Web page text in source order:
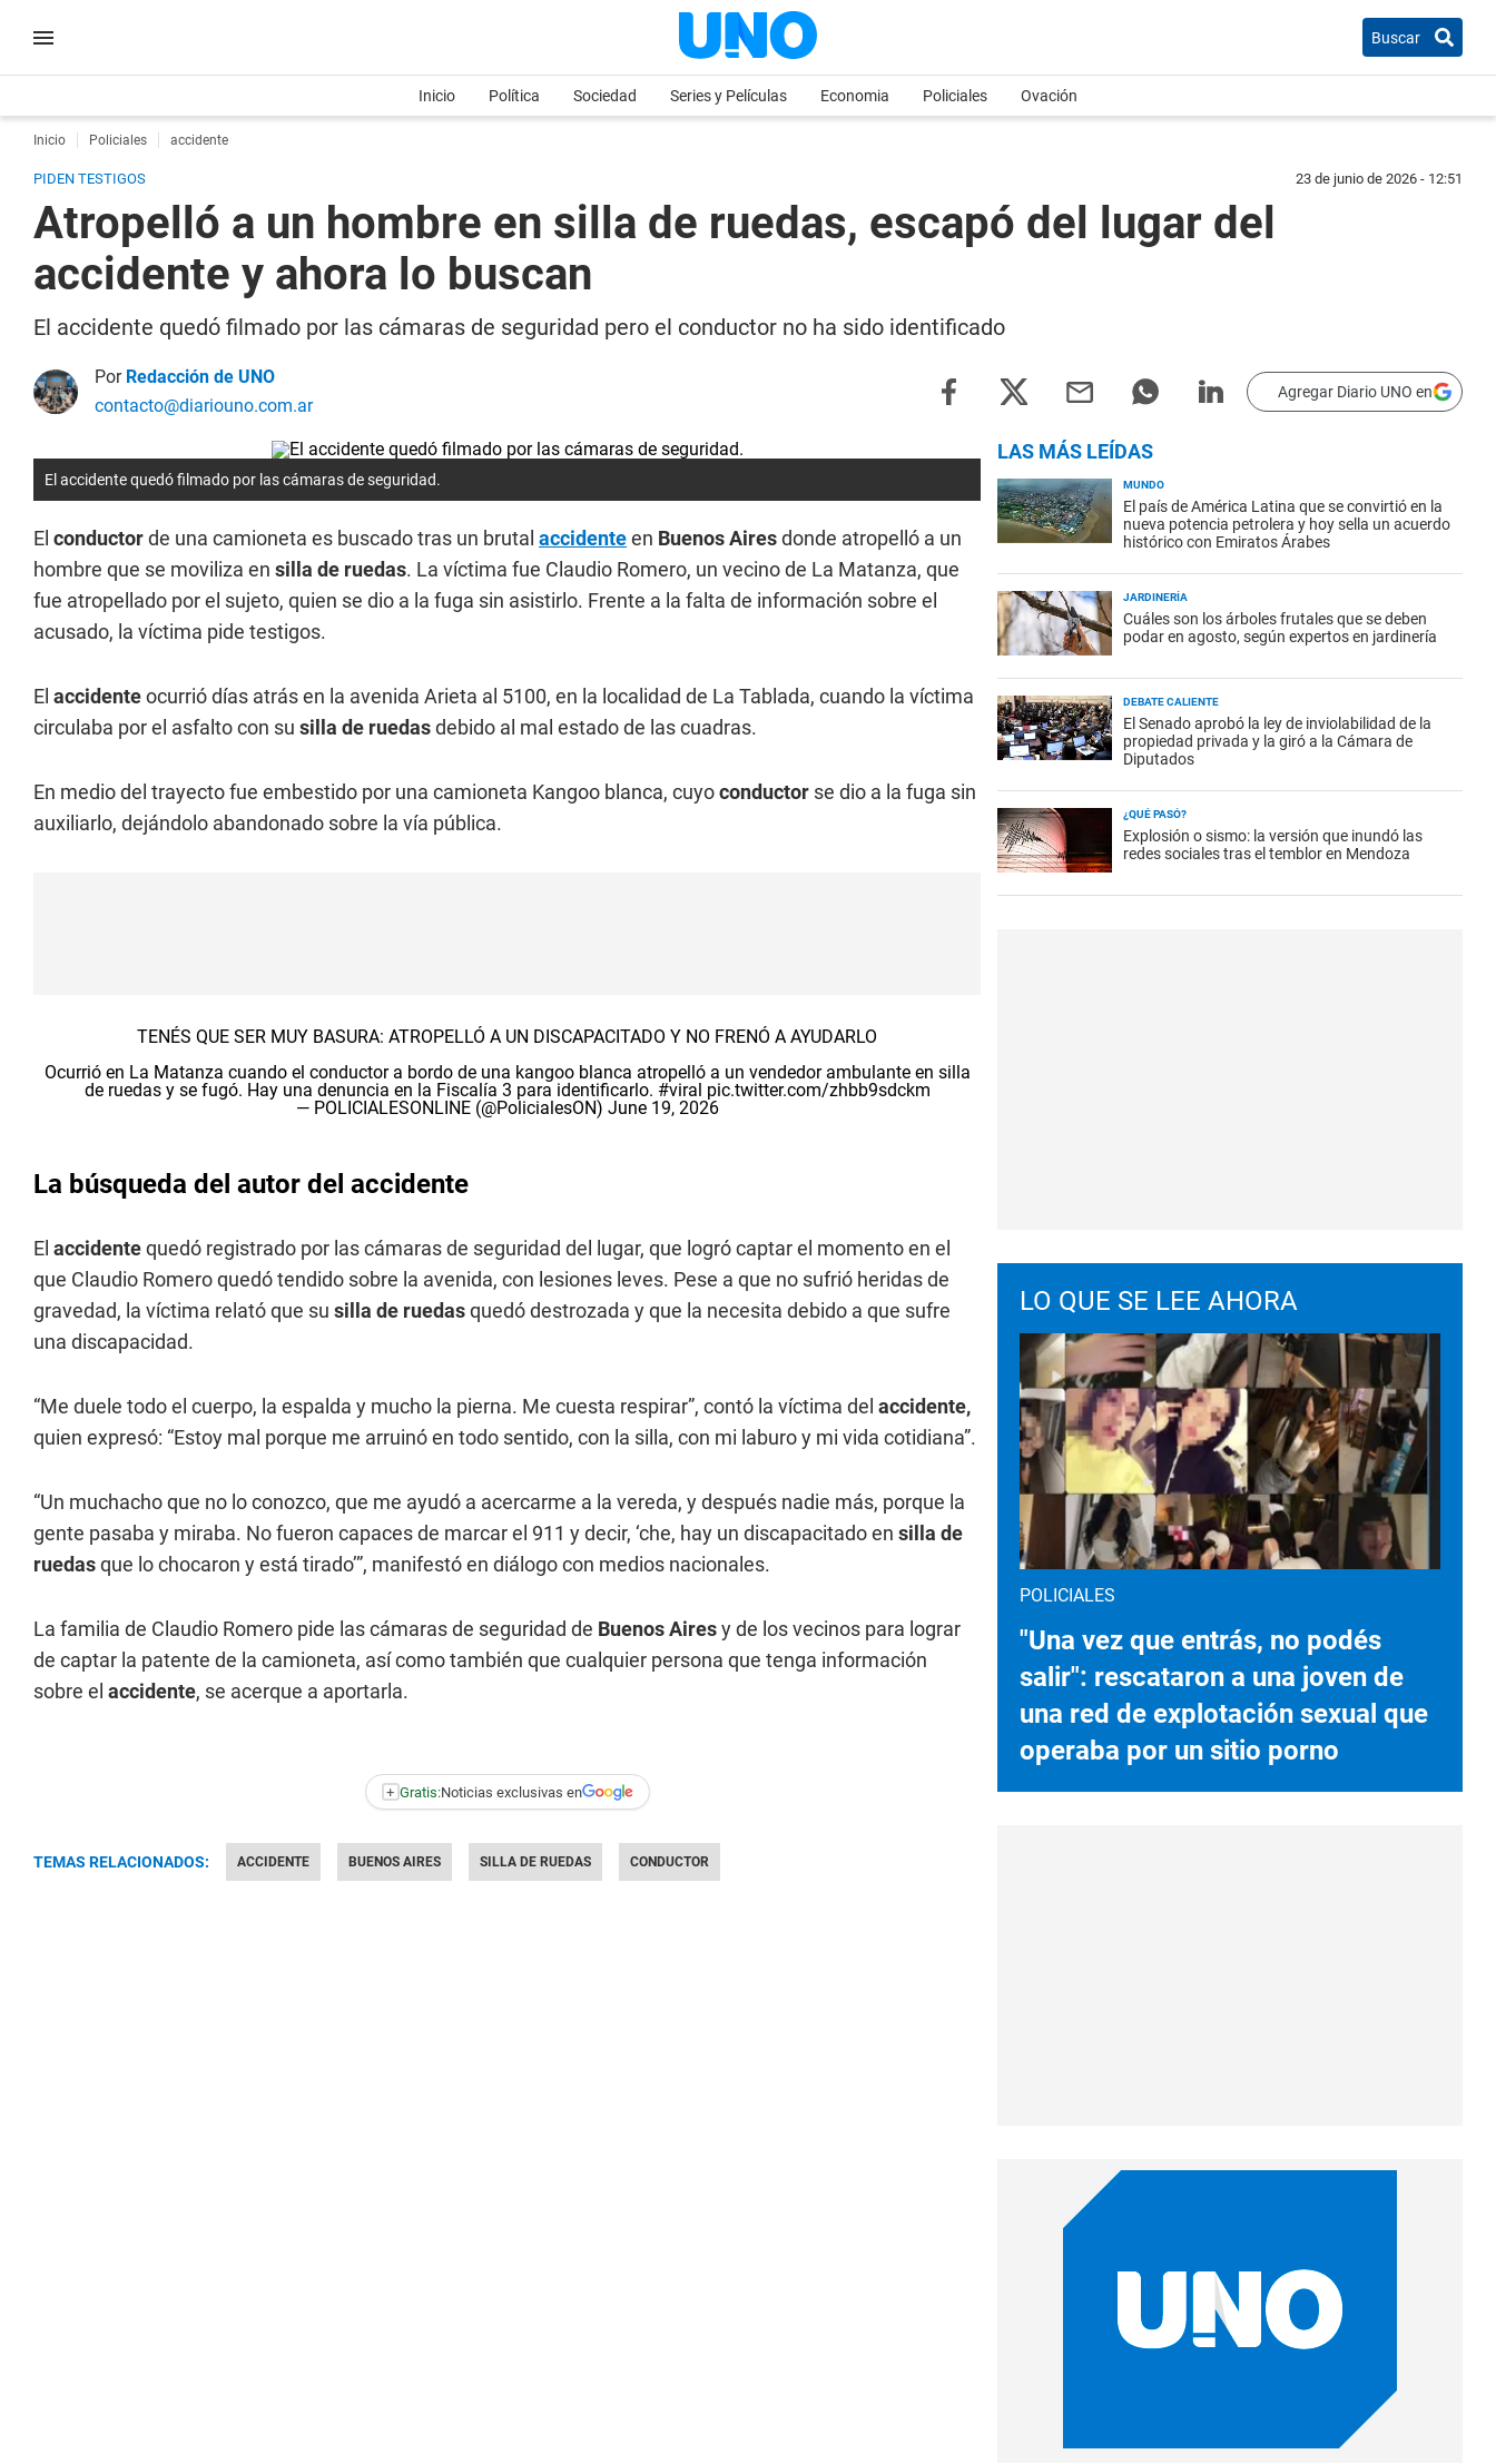
Buscar
Inicio Política Sociedad Series y Películas Economia Policiales Ovación
Inicio Policiales accidente
PIDEN TESTIGOS 23 de junio de 2026 - 12:51
Atropelló a un hombre en silla de ruedas, escapó del lugar del
accidente y ahora lo buscan
El accidente quedó filmado por las cámaras de seguridad pero el conductor no ha sido identificado
Por Redacción de UNO
contacto@diariouno.com.ar
Agregar Diario UNO en
El accidente quedó filmado por las cámaras de seguridad.
El conductorde una camioneta es buscado tras un brutal accidenteen Buenos Airesdonde atropelló a un
hombre que se moviliza en silla de ruedas. La víctima fue Claudio Romero, un vecino de La Matanza, que
fue atropellado por el sujeto, quien se dio a la fuga sin asistirlo. Frente a la falta de información sobre el
acusado, la víctima pide testigos.
El accidenteocurrió días atrás en la avenida Arieta al 5100, en la localidad de La Tablada, cuando la víctima
circulaba por el asfalto con su silla de ruedasdebido al mal estado de las cuadras.
En medio del trayecto fue embestido por una camioneta Kangoo blanca, cuyoconductor se dio a la fuga sin
auxiliarlo, dejándolo abandonado sobre la vía pública.
TENÉS QUE SER MUY BASURA: ATROPELLÓ A UN DISCAPACITADO Y NO FRENÓ A AYUDARLO
Ocurrió en La Matanza cuando el conductor a bordo de una kangoo blanca atropelló a un vendedor ambulante en silla
de ruedas y se fugó. Hay una denuncia en la Fiscalía 3 para identificarlo. #viral pic.twitter.com/zhbb9sdckm
— POLICIALESONLINE (@PolicialesON) June 19, 2026
La búsqueda del autor del accidente
El accidentequedó registrado por las cámaras de seguridad del lugar, que logró captar el momento en el
que Claudio Romero quedó tendido sobre la avenida, con lesiones leves. Pese a que no sufrió heridas de
gravedad, la víctima relató que su silla de ruedasquedó destrozada y que la necesita debido a que sufre
una discapacidad.
“Me duele todo el cuerpo, la espalda y mucho la pierna. Me cuesta respirar”, contó la víctima del accidente,
quien expresó: “Estoy mal porque me arruinó en todo sentido, con la silla, con mi laburo y mi vida cotidiana”.
“Un muchacho que no lo conozco, que me ayudó a acercarme a la vereda, y después nadie más, porque la
gente pasaba y miraba. No fueron capaces de marcar el 911 y decir, ‘che, hay un discapacitado en silla de
ruedasque lo chocaron y está tirado’”, manifestó en diálogo con medios nacionales.
La familia de Claudio Romero pide las cámaras de seguridad de Buenos Airesy de los vecinos para lograr
de captar la patente de la camioneta, así como también que cualquier persona que tenga información
sobre el accidente, se acerque a aportarla.
+ Gratis:Noticias exclusivas en
TEMAS RELACIONADOS: ACCIDENTE BUENOS AIRES SILLA DE RUEDAS CONDUCTOR
LAS MÁS LEÍDAS
MUNDO
El país de América Latina que se convirtió en la
nueva potencia petrolera y hoy sella un acuerdo
histórico con Emiratos Árabes
JARDINERÍA
Cuáles son los árboles frutales que se deben
podar en agosto, según expertos en jardinería
DEBATE CALIENTE
El Senado aprobó la ley de inviolabilidad de la
propiedad privada y la giró a la Cámara de
Diputados
¿QUÉ PASÓ?
Explosión o sismo: la versión que inundó las
redes sociales tras el temblor en Mendoza
LO QUE SE LEE AHORA
POLICIALES
"Una vez que entrás, no podés
salir": rescataron a una joven de
una red de explotación sexual que
operaba por un sitio porno